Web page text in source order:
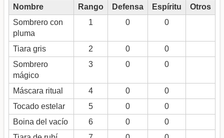
Nombre Rango Defensa Espíritu
Otros
Sombrero con
pluma
1 0 0
Tiara gris 2 0
0
Sombrero
mágico
3 0 0
Máscara ritual 4 0
0
Tocado estelar
5 0
0
Boina del vacío
6 0
0